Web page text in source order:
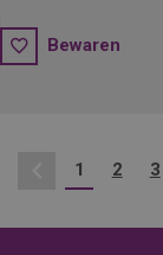
Bewaren
Vorige
1 2 3